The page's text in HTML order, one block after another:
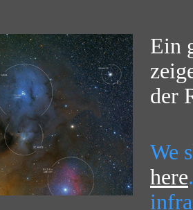
Ein
der
We
here